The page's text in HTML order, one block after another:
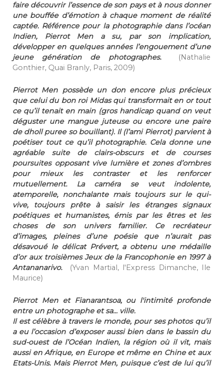
faire découvrir l’essence de son pays et à nous donner
une bouffée d’émotion à chaque moment de réalité
captée. Référence pour la photographie dans l’océan
Indien, Pierrot Men a su, par son implication,
développer en quelques années l’engouement d’une
jeune génération de photographes.
(Nathalie
Gonthier, Quai Branly, Paris, 2009)
Pierrot Men possède un don encore plus précieux
que celui du bon roi Midas qui transformait en or tout
ce qu’il tenait en main (gros handicap quand on veut
déguster une mangue juteuse ou encore une paire
de dholl puree so bouillant). Il (l’ami Pierrot) parvient à
poétiser tout ce qu’il photographie. Cela donne une
agréable suite de clairs-obscurs et de courses
poursuites opposant vive lumière et zones d’ombres
pour mieux les contraster et les renforcer
mutuellement. La caméra se veut indolente,
atemporelle, nonchalante mais toujours sur le qui-
vive, toujours prête à saisir les étranges signaux
poétiques et humanistes, émis par les êtres et les
choses de son univers familier. Ce recréateur
d’images, pleines d’une poésie que n’aurait pas
désavoué le délicat Prévert, a obtenu une médaille
d’or aux troisièmes Jeux de la Francophonie en 1997 à
Antananarivo.
(Yvan Martial, l'Express Dimanche, Ile
Maurice)
Pierrot Men et Fianarantsoa, ou l'intimité profonde
entre un photographe et sa... ville.
Il est célèbre à travers le monde, pour ses photos qu’il
a eu l’occasion d’exposer aussi bien dans le bassin du
sud-ouest de l’Océan Indien, la région où il vit, mais
aussi en Afrique, en Europe et même en Chine et aux
Etats-Unis. Mais Pierrot Men, puisque c’est de lui qu’il